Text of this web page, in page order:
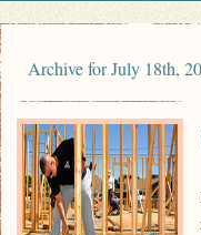
Archive for July 18th,